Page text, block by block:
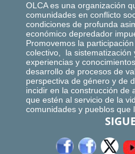
OLCA es una organización
comunidades en conflicto
condiciones de profunda
económico depredador
Promovemos la
colectivo, la sistematización
experiencias y
desarrollo de procesos de
perspectiva de género y de
incidir en la construcción de
que estén al servicio de la
comunidades y pueblos que